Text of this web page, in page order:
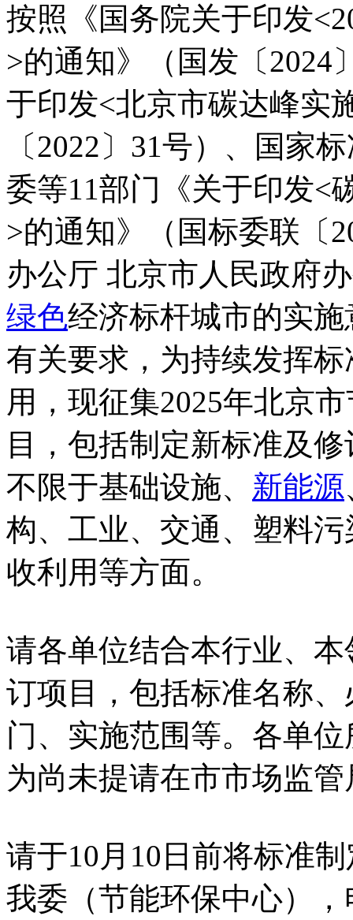
按照《国务院关于印发
>的通知》（国发〔2024
于印发<北京市碳达峰实
〔2022〕31号）、国家
委等11部门《关于印发<
>的通知》（国标委联〔
办公厅 北京市人民政府
绿色经济标杆城市的实
有关要求，为持续发挥
用，现征集2025年北京
目，包括制定新标准及
不限于基础设施、 新能源
构、工业、交通、塑料
收利用等方面。
请各单位结合本行业、
订项目，包括标准名称
门、实施范围等。各单
为尚未提请在市市场监
请于10月10日前将标准
我委（节能环保中心），